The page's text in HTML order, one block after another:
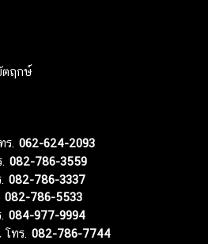
ตฤกษ์
ร. 062-624-2093
082-786-3559
082-786-3337
082-786-5533
084-977-9994
โทร. 082-786-7744